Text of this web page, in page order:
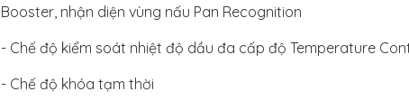
Booster, nhận diện vùng nấu Pan Recognition
- Chế độ kiểm soát nhiệt độ dầu đa cấp độ Temperature
- Chế độ khóa tạm thời